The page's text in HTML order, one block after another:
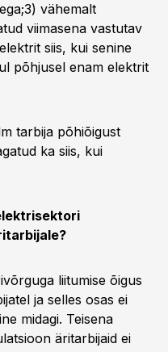
vähemalt
viimasena vastutav
siis, kui senine
põhjusel enam elektrit
tarbija põhiõigust
ka siis, kui
liitumise õigus
ja selles osas ei
midagi. Teisena
äritarbijaid ei